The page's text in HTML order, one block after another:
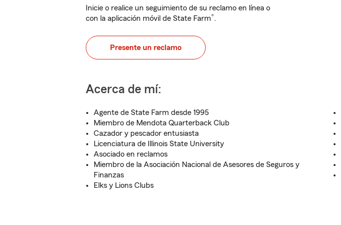
Inicie o realice un seguimiento de su reclamo en línea o
con la aplicación móvil de State Farm®.
Presente un reclamo
Acerca de mí:
Agente de State Farm desde 1995
Miembro de Mendota Quarterback Club
Cazador y pescador entusiasta
Licenciatura de Illinois State University
Asociado en reclamos
Miembro de la Asociación Nacional de Asesores de Seguros y
Finanzas
Elks y Lions Clubs